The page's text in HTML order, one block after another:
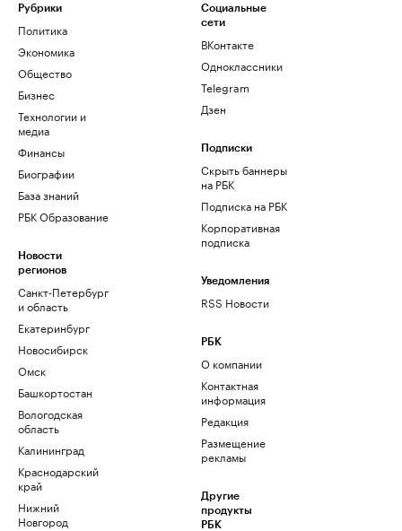
Рубрики
Политика
Экономика
Общество
Бизнес
Технологии и
медиа
Финансы
Биографии
База знаний
РБК Образование
Новости
регионов
Санкт-Петербург
и область
Екатеринбург
Новосибирск
Омск
Башкортостан
Вологодская
область
Калининград
Краснодарский
край
Нижний
Новгород
Социальные
сети
ВКонтакте
Одноклассники
Telegram
Дзен
Подписки
Скрыть баннеры
на РБК
Подписка на РБК
Корпоративная
подписка
Уведомления
RSS Новости
РБК
О компании
Контактная
информация
Редакция
Размещение
рекламы
Другие
продукты
РБК